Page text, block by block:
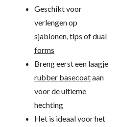
Geschikt voor
verlengen op
sjablonen,tips of dual
forms
Breng eerst een laagje
rubber basecoataan
voor de ultieme
hechting
Het is ideaal voor het